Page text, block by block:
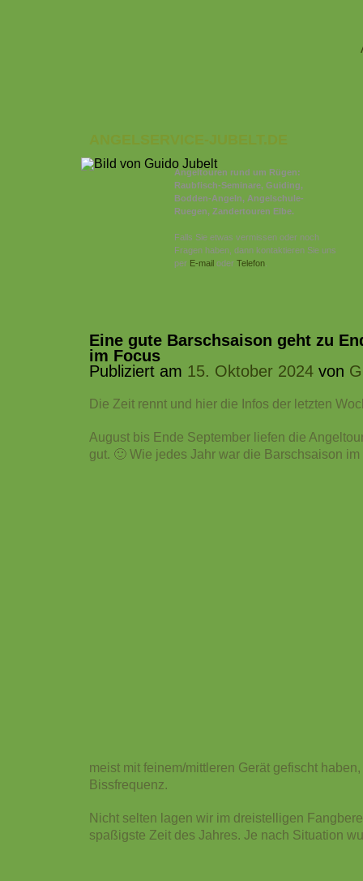
ANGELSERVICE-JUBELT.DE
Angeltouren rund um Rügen:
Raubfisch-Seminare, Guiding,
Bodden-Angeln, Angelschule-
Ruegen, Zandertouren Elbe.
Falls Sie etwas vermissen oder noch
Fragen haben, dann kontaktieren Sie uns
per E-mail oder Telefon
Eine gute Barschsaison geht zu
im Focus
Publiziert am 15. Oktober 2024 von
Die Zeit rennt und hier die Infos der letzten
August bis Ende September liefen die
gut. 🙂 Wie jedes Jahr war die Barschsaison
meist mit feinem/mittleren Gerät gefischt
Bissfrequenz.
Nicht selten lagen wir im dreistelligen
spaßigste Zeit des Jahres. Je nach Situation